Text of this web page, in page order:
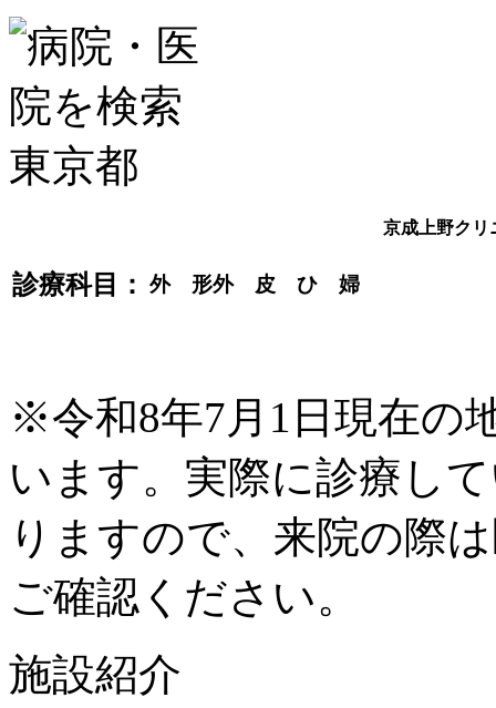
京成上野クリ
診療科目： 外 形外 皮 ひ 婦
※令和8年7月1日現在の
います。実際に診療し
りますので、来院の際
ご確認ください。
施設紹介